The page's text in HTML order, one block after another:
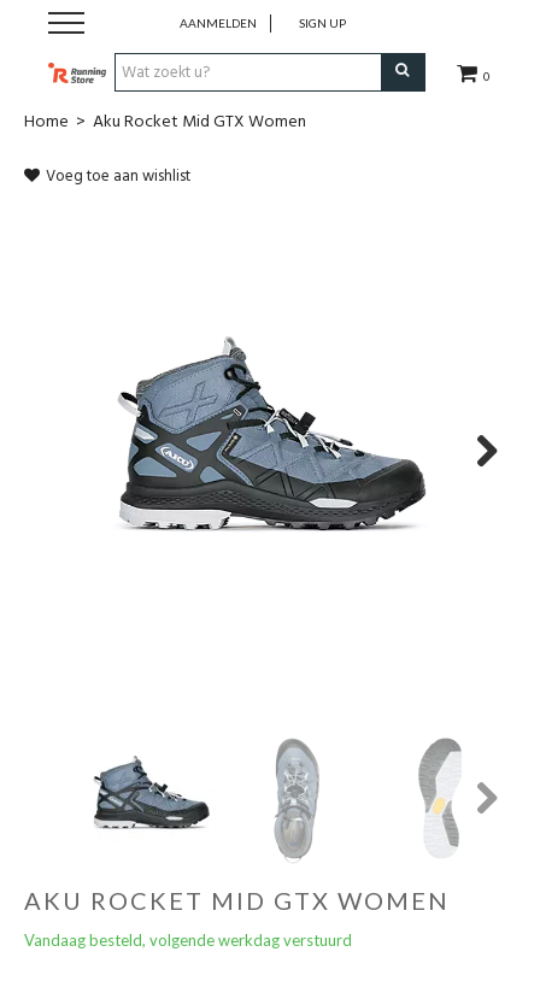
0
AANMELDEN SIGN UP
SALE
Electronica
Club Kledij
Home > Aku Rocket Mid GTX Women
Voeg toe aan wishlist
AKU ROCKET MID GTX WOMEN
Vandaag besteld, volgende werkdag verstuurd